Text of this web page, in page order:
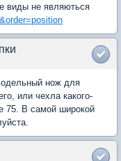
виды не являються
нож для
или чехла какого-
75. В самой широкой